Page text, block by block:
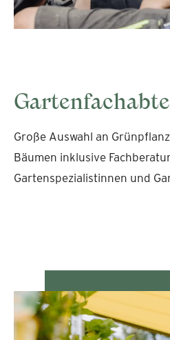
Große Auswahl an
Bäumen inklusive
Gartenspezialistinnen und